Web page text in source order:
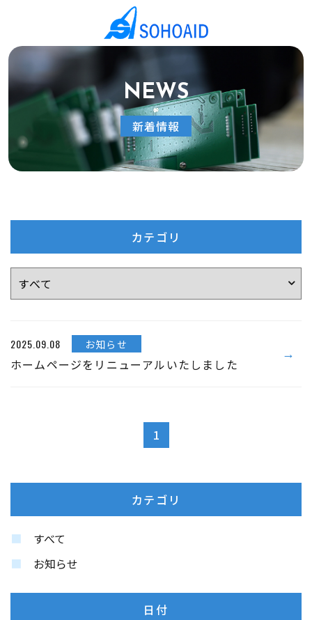
NEWS
新着情報
カテゴリ
2025.09.08 お知らせ
ホームページをリニューアルいたしました
1
カテゴリ
すべて
お知らせ
日付